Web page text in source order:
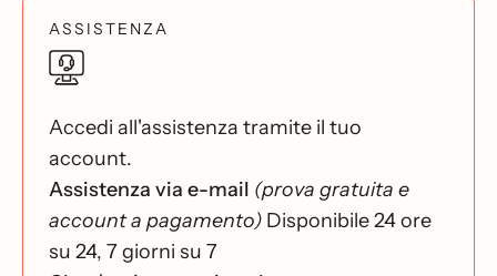
ASSISTENZA
Accedi all'assistenza tramite il tuo
account.
Assistenza via e-mail (prova gratuita e
account a pagamento) Disponibile 24 ore
su 24, 7 giorni su 7